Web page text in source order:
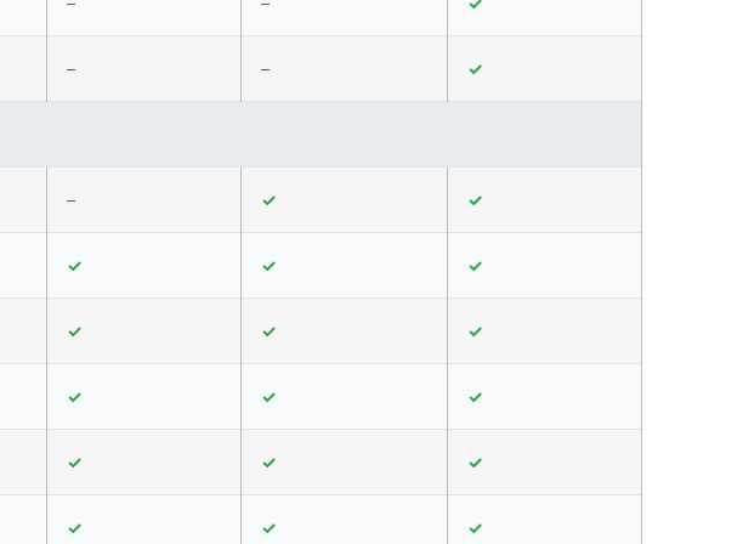
– – ✓
– ✓ ✓
✓ ✓ ✓
✓ ✓ ✓
✓ ✓ ✓
✓ ✓ ✓
✓ ✓ ✓